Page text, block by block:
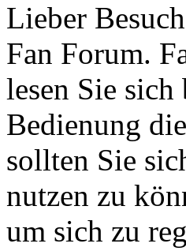
Lieber
Fan Forum.
lesen Sie sich
Bedienung
sollten Sie
nutzen zu
um sich zu